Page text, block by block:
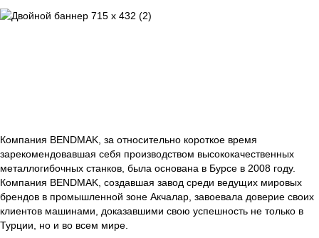
сечение труб 70х2 мм
Компания BENDMAK, за относительно короткое время
зарекомендовавшая себя производством высококачественных
металлогибочных станков, была основана в Бурсе в 2008 году.
Компания BENDMAK, создавшая завод среди ведущих мировых
брендов в промышленной зоне Акчалар, завоевала доверие своих
клиентов машинами, доказавшими свою успешность не только в
Турции, но и во всем мире.